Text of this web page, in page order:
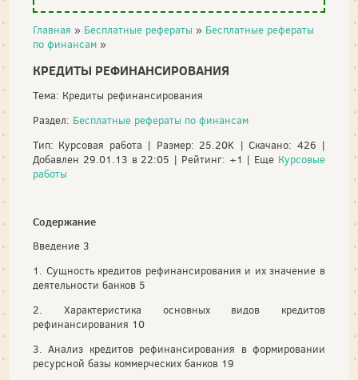
Главная » Бесплатные рефераты » Бесплатные рефераты
по финансам »
КРЕДИТЫ РЕФИНАНСИРОВАНИЯ
Тема: Кредиты рефинансирования
Раздел: Бесплатные рефераты по финансам
Тип: Курсовая работа | Размер: 25.20K | Скачано: 426 |
Добавлен 29.01.13 в 22:05 | Рейтинг: +1 | Еще Курсовые
работы
Содержание
Введение 3
1. Сущность кредитов рефинансирования и их значение в
деятельности банков 5
2. Характеристика основных видов кредитов
рефинансирования 10
3. Анализ кредитов рефинансирования в формировании
ресурсной базы коммерческих банков 19